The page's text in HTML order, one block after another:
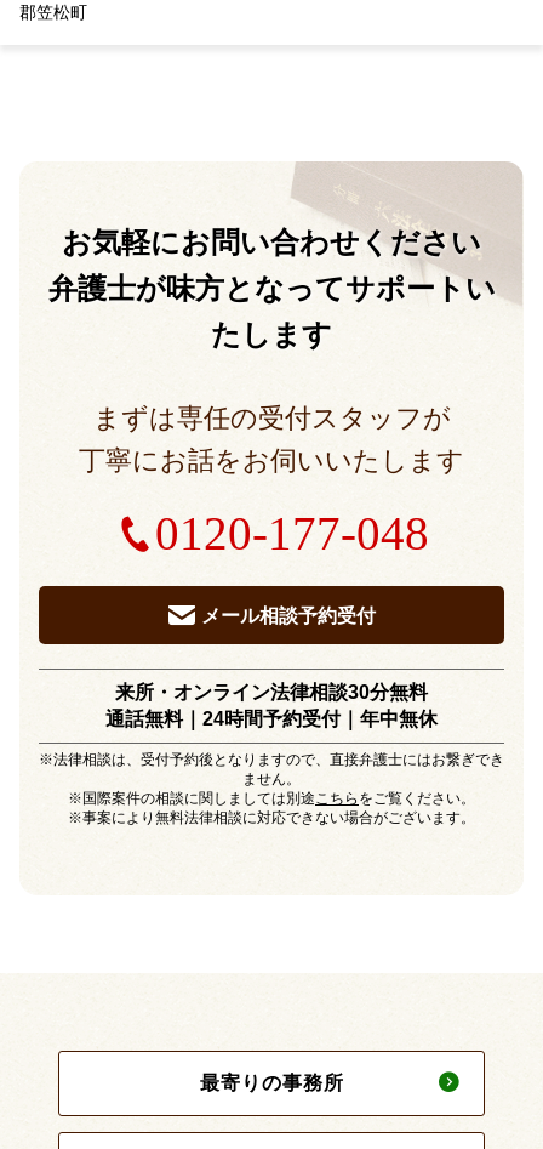
郡笠松町
お気軽にお問い合わせください
弁護士が味方となってサポートい
たします
まずは専任の受付スタッフが
丁寧にお話をお伺いいたします
0120-177-048
メール相談予約受付
来所・オンライン法律相談30分無料
通話無料｜24時間予約受付｜年中無休
※法律相談は、受付予約後となりますので、直接弁護士にはお繋ぎでき
ません。
※国際案件の相談に関しましては別途こちら をご覧ください。
※事案により無料法律相談に対応できない場合がございます。
最寄りの事務所